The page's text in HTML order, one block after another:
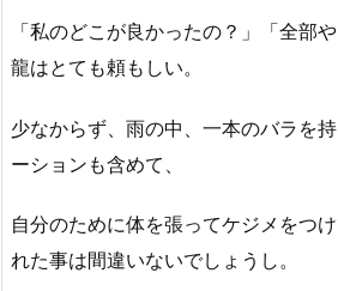
「私のどこが良かったの？」「全部
龍はとても頼もしい。
少なからず、雨の中、一本のバラを
ーションも含めて、
自分のために体を張ってケジメをつ
れた事は間違いないでしょうし。